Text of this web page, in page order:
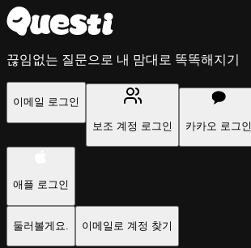
끊임없는 질문으로 내 맘대로 똑똑해지기
이메일 로그인
보조 계정 로그인
카카오 로그인
애플 로그인
둘러볼게요. 이메일로 계정 찾기